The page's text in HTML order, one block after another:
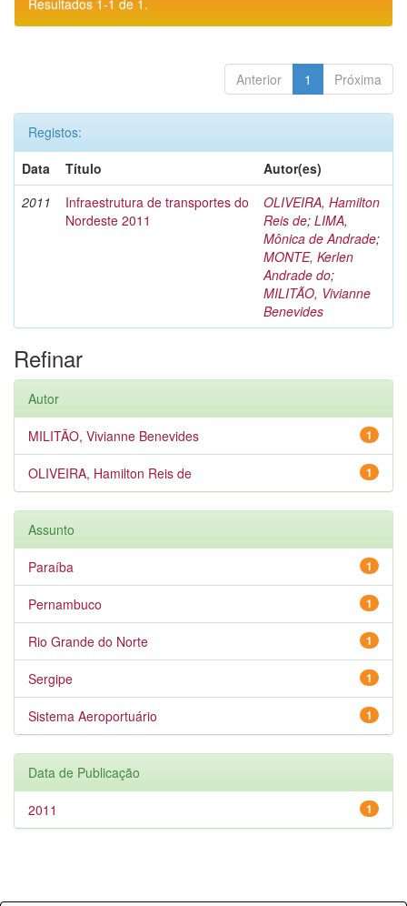
Resultados 1-1 de 1.
Anterior 1 Próxima
Registos:
Data
Título
Autor(es)
2011
Infraestrutura de transportes do
Nordeste 2011
OLIVEIRA, Hamilton
Reis de; LIMA,
Mônica de Andrade;
MONTE, Kerlen
Andrade do;
MILITÃO, Vivianne
Benevides
Refinar
Autor
1
MILITÃO, Vivianne Benevides
1
OLIVEIRA, Hamilton Reis de
Assunto
1
Paraíba
1
Pernambuco
1
Rio Grande do Norte
1
Sergipe
1
Sistema Aeroportuário
Data de Publicação
1
2011